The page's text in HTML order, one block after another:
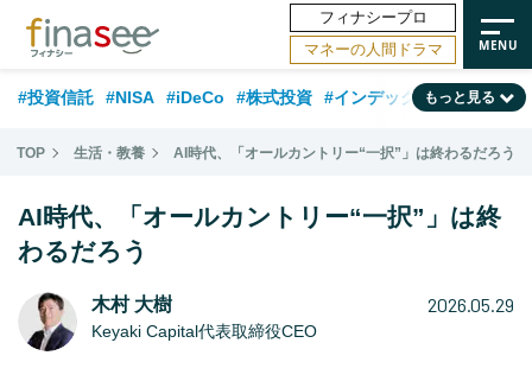
フィナシープロ
マネーの人間ドラマ
#投資信託 #NISA #iDeCo #株式投資 #インデックスファンド
#相談事例 #相続・贈与 #FP #新NISA #ランキング #トレンド
#資産運用業界
#60代
もっと見る
TOP 生活・教養 AI時代、「オールカントリー“一択”」は終わるだろう
AI時代、「オールカントリー“一択”」は終
わるだろう
木村 大樹
Keyaki Capital代表取締役CEO
2026.05.29